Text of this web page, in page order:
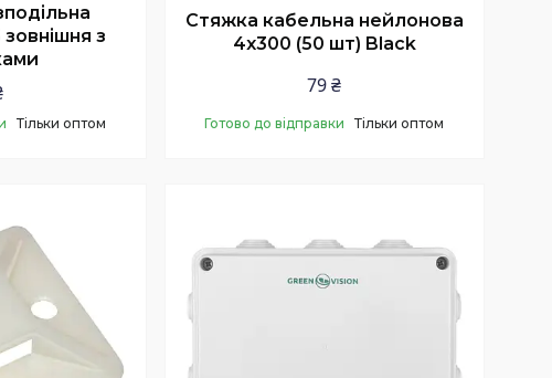
з
Тільки оптом
Стяжка кабельна нейлонова
4х300 (50 шт) Black
79 ₴
Готово до відправки Тільки оптом